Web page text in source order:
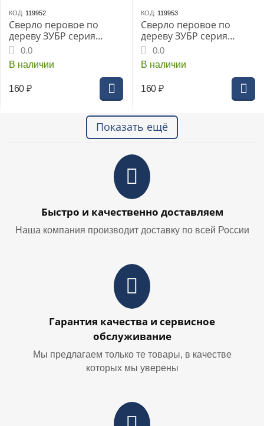
КОД: 119952
Сверло перовое по
дереву ЗУБР серия
«МАСТЕР», 10x152мм,
HEX 1/4", (29505-10)
0.0
В наличии
160 ₽
КОД: 119953
Сверло перовое по
дереву ЗУБР серия
«МАСТЕР», 12x152мм,
HEX 1/4", (29505-12)
0.0
В наличии
160 ₽
Показать ещё
Быстро и качественно доставляем
Наша компания производит доставку по всей России
Гарантия качества и сервисное
обслуживание
Мы предлагаем только те товары, в качестве
которых мы уверены